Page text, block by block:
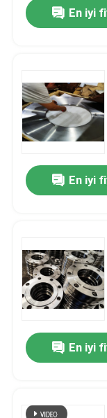
En iyi
En iyi
En iyi